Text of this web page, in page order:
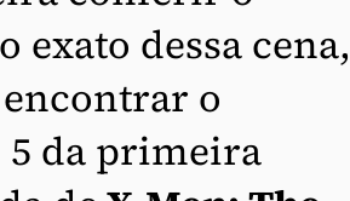
exato dessa
o
da primeira